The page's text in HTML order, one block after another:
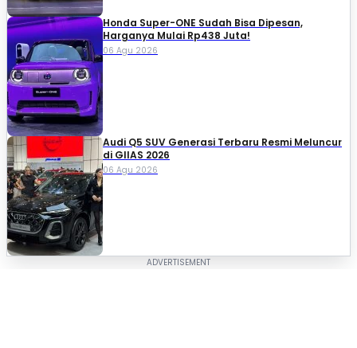
Honda Super-ONE Sudah Bisa Dipesan,
Harganya Mulai Rp438 Juta!
06 Agu 2026
Audi Q5 SUV Generasi Terbaru Resmi Meluncur
di GIIAS 2026
06 Agu 2026